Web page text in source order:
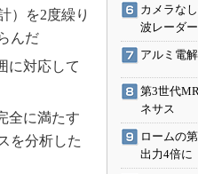
）を2度繰り
んだ
に対応して
全に満たす
を分析した
カメラな
波レーダー
アルミ電
第3世代
ネサス
ロームの
出力4倍に